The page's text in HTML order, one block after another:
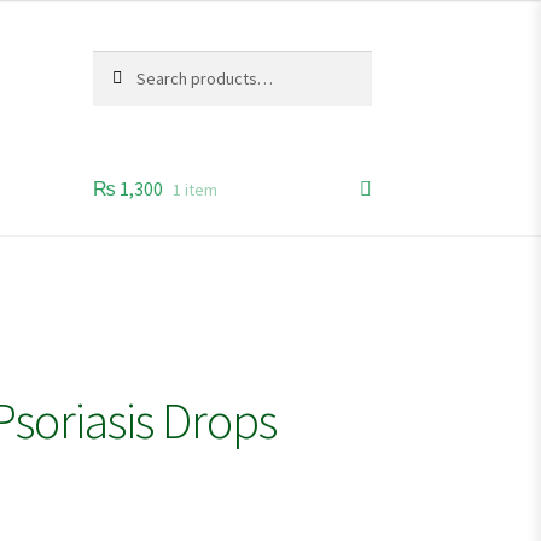
for:
₨ 1,300 1 item
Drops